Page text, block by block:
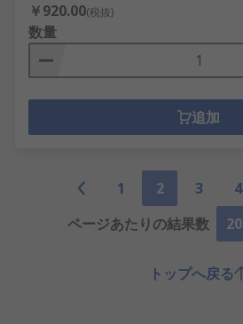
￥920.00(税抜)
数量
追加
1 2 3 4
ページあたりの結果数
20
トップへ戻る